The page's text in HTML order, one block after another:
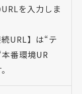
を入力しま
URL】は“テ
番環境UR